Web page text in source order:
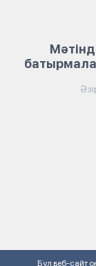
Бұл веб-сайт